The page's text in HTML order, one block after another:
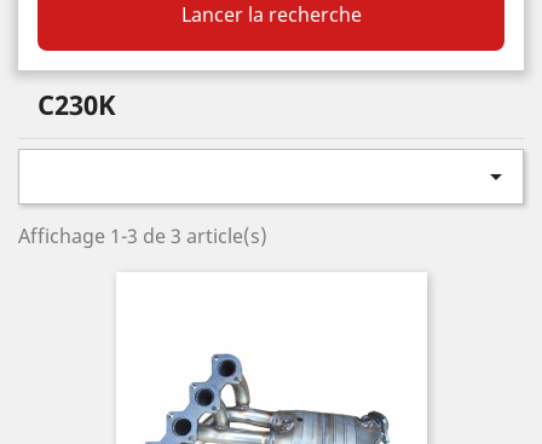
Lancer la recherche
C230K

Affichage 1-3 de 3 article(s)